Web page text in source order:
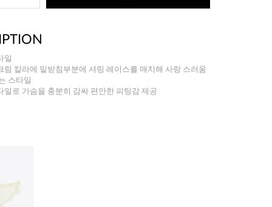
일
림 칼라에 밑받침부분에 셔링 레이스를 매치해 사랑 스러움
스타일
일로 가슴을 충분히 감싸 편안한 피팅감 제공